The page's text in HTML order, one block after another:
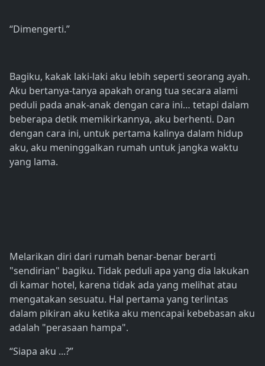
“Dimengerti.”
Bagiku, kakak laki-laki aku lebih seperti seorang ayah.
Aku bertanya-tanya apakah orang tua secara alami
peduli pada anak-anak dengan cara ini… tetapi dalam
beberapa detik memikirkannya, aku berhenti. Dan
dengan cara ini, untuk pertama kalinya dalam hidup
aku, aku meninggalkan rumah untuk jangka waktu
yang lama.
Melarikan diri dari rumah benar-benar berarti
"sendirian" bagiku. Tidak peduli apa yang dia lakukan
di kamar hotel, karena tidak ada yang melihat atau
mengatakan sesuatu. Hal pertama yang terlintas
dalam pikiran aku ketika aku mencapai kebebasan aku
adalah "perasaan hampa".
“Siapa aku ...?”